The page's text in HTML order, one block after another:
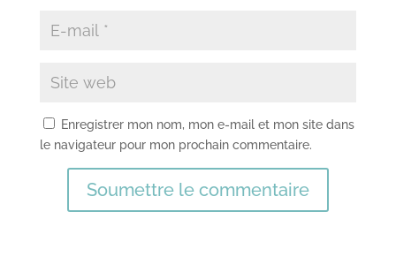
Enregistrer mon nom, mon e-mail et mon site dans
le navigateur pour mon prochain commentaire.
Soumettre le commentaire